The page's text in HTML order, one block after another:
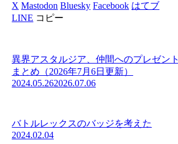
X Mastodon Bluesky Facebook はてブ
LINE コピー
異界アスタルジア、仲間へのプレゼント
まとめ（2026年7月6日更新）
2024.05.262026.07.06
バトルレックスのバッジを考えた
2024.02.04